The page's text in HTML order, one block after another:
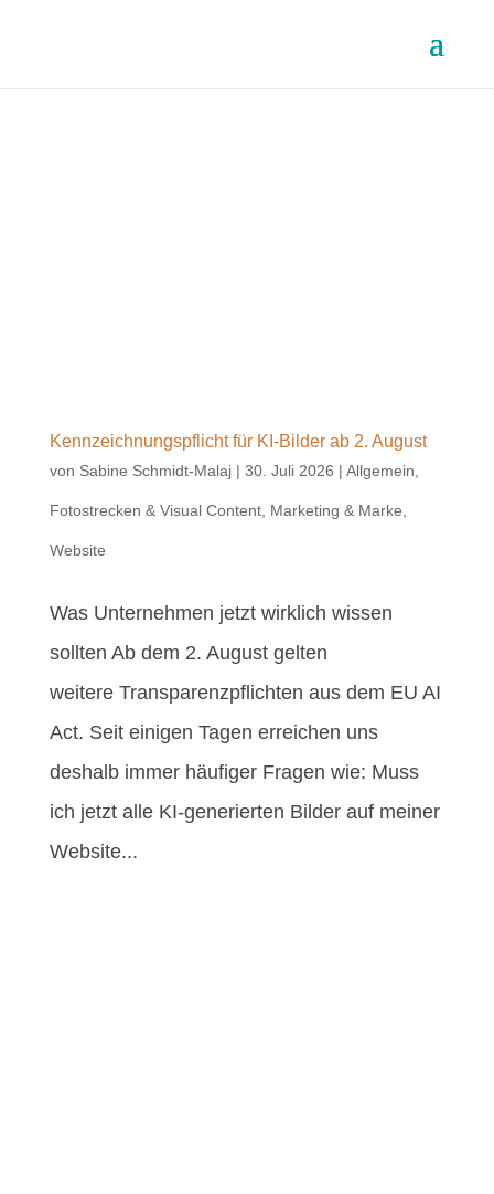
Kennzeichnungspflicht für KI-Bilder ab 2. August
von Sabine Schmidt-Malaj| 30. Juli 2026 | Allgemein
Fotostrecken & Visual Content, Marketing & Marke
Website
Was Unternehmen jetzt wirklich wissen
sollten Ab dem 2. August gelten
weitere Transparenzpflichten aus dem EU AI
Act. Seit einigen Tagen erreichen uns
deshalb immer häufiger Fragen wie: Muss
ich jetzt alle KI-generierten Bilder auf meiner
Website...